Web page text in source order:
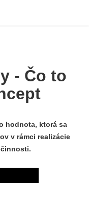
- Čo to
hodnota, ktorá sa
v rámci realizácie